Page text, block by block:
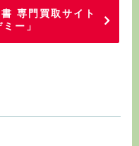
専門買取サイト
ー」